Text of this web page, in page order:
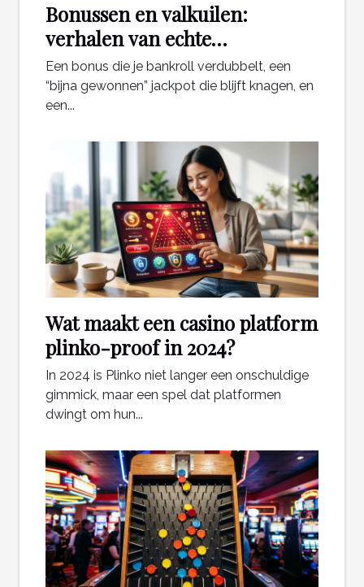
Bonussen en valkuilen:
verhalen van echte
casinospelers
Een bonus die je bankroll verdubbelt, een
“bijna gewonnen” jackpot die blijft knagen, en
een...
Wat maakt een casino platform
plinko-proof in 2024?
In 2024 is Plinko niet langer een onschuldige
gimmick, maar een spel dat platformen
dwingt om hun...